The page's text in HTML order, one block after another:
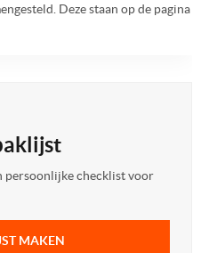
Deze staan op de pagina
persoonlijke checklist voor
MAKEN